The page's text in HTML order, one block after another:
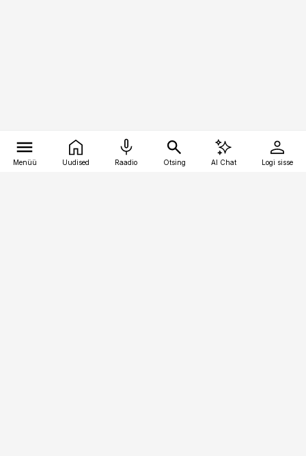
Menüü Uudised Raadio Otsing AI Chat Logi sisse